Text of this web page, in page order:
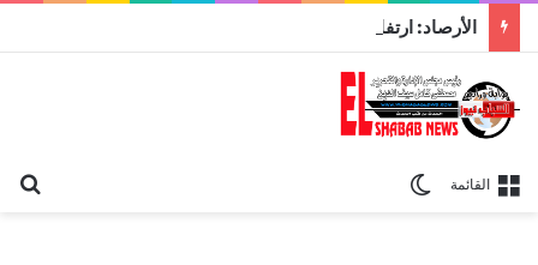
الأرصاد: ارتفاع تدريجي في درجات الحرارة اليوم
القائمة